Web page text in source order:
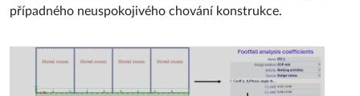
případného neuspokojivého chování konstrukce.